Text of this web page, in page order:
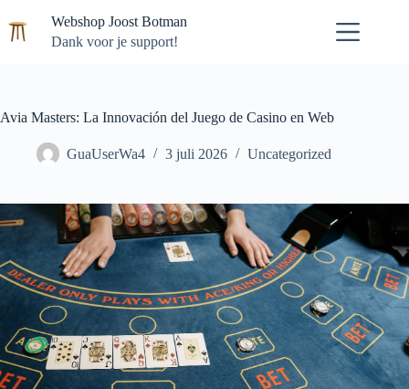
naar
de
Webshop Joost Botman
Dank voor je support!
Avia Masters: La Innovación del Juego de Casino en Web
GuaUserWa4 3 juli 2026 Uncategorized